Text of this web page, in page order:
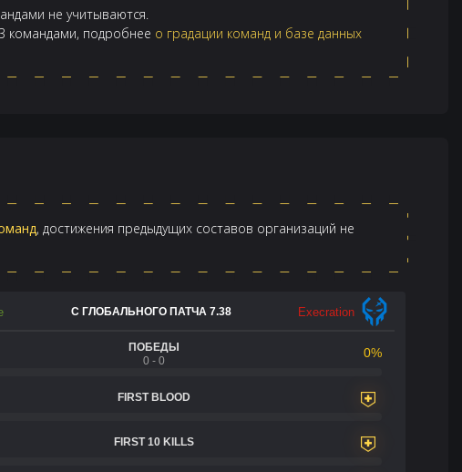
не учитываются.
командами, подробнее о градации команд и базе данных
, достижения предыдущих составов организаций не
С ГЛОБАЛЬНОГО ПАТЧА 7.38 Execration
ПОБЕДЫ
0 - 0
0%
FIRST BLOOD
FIRST 10 KILLS